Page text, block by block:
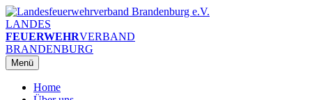
Zum
Inhalt
springen
LANDES
FEUERWEHRVERBAND
BRANDENBURG
Menü
Home